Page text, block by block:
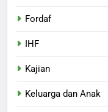
Fordaf
IHF
Kajian
Keluarga dan Anak